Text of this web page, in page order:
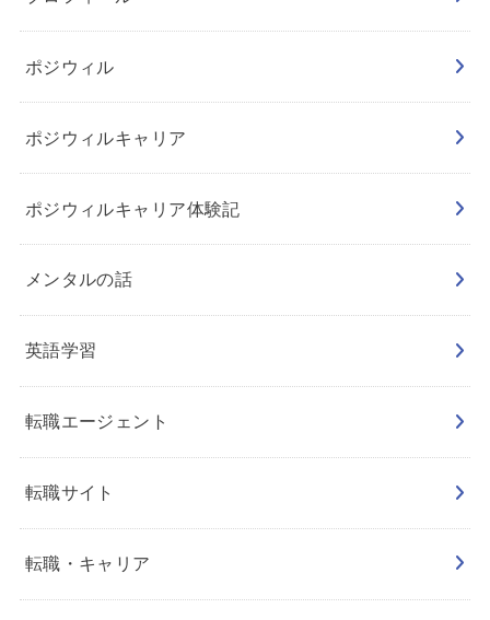
ポジウィル
ポジウィルキャリア
ポジウィルキャリア体験記
メンタルの話
英語学習
転職エージェント
転職サイト
転職・キャリア